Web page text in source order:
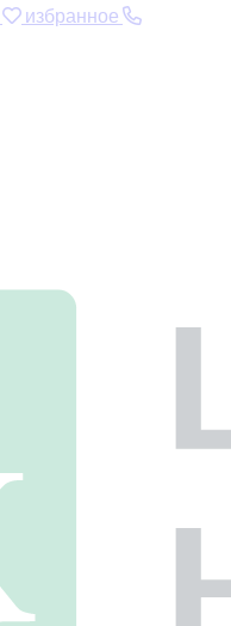
избранное